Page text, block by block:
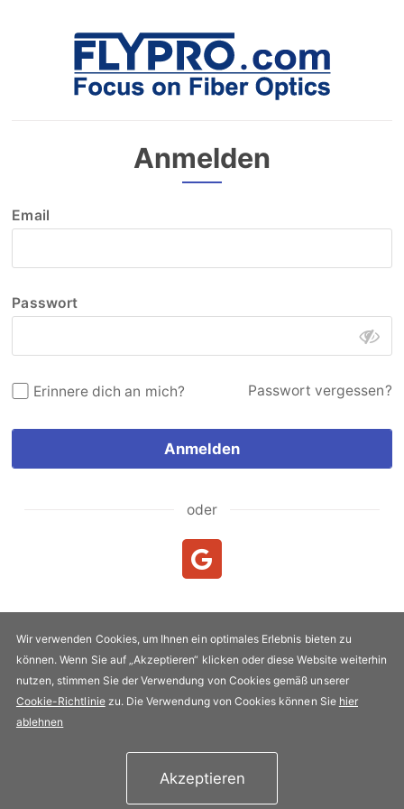
Anmelden
Email
Passwort
Erinnere dich an mich? Passwort vergessen?
Anmelden
oder
Urheberrecht & Kopie 2005-2026 FLYPRO.com. Alle Rechte
vorbehalten.
Datenschutz-Bestimmungen
Wir verwenden Cookies, um Ihnen ein optimales Erlebnis bieten zu
können. Wenn Sie auf „Akzeptieren“ klicken oder diese Website weiterhin
nutzen, stimmen Sie der Verwendung von Cookies gemäß unserer
Cookie-Richtliniezu. Die Verwendung von Cookies können Sie hier
ablehnen
Akzeptieren